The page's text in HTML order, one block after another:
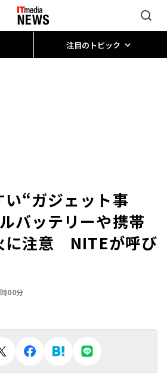
注目のトピック
い“ガジェット事
バッテリーや携帯
に注意 NITEが呼び
00分